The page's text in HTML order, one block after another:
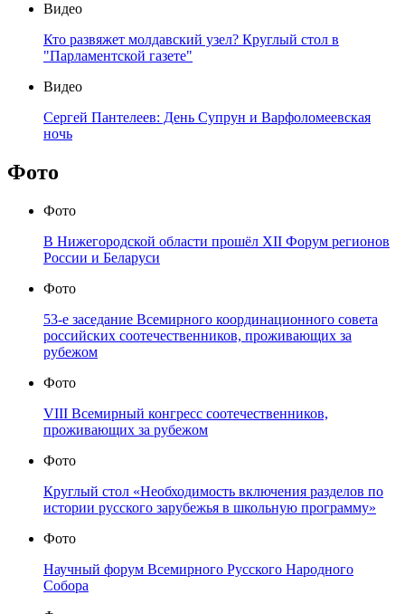
Видео
Кто развяжет молдавский узел? Круглый стол в
"Парламентской газете"
Видео
Сергей Пантелеев: День Супрун и Варфоломеевская
ночь
Фото
Фото
В Нижегородской области прошёл XII Форум регионов
России и Беларуси
Фото
53-е заседание Всемирного координационного совета
российских соотечественников, проживающих за
рубежом
Фото
VIII Всемирный конгресс соотечественников,
проживающих за рубежом
Фото
Круглый стол «Необходимость включения разделов по
истории русского зарубежья в школьную программу»
Фото
Научный форум Всемирного Русского Народного
Собора